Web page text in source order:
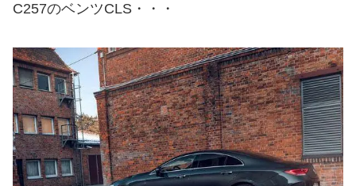
C257のベンツCLS・・・